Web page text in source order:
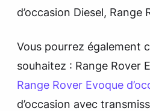
d’occasion Diesel, Range
Vous pourrez également
souhaitez : Range Rover
Range Rover Evoque
d’occasion avec